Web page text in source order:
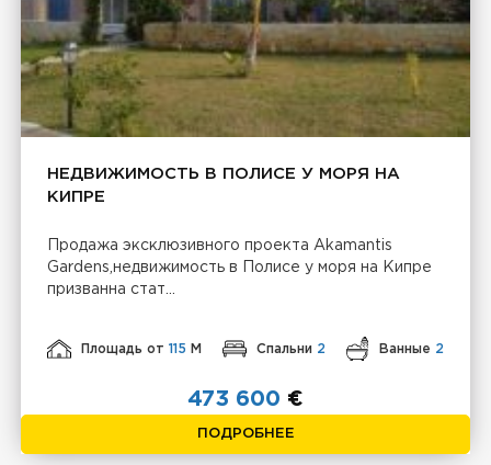
НЕДВИЖИМОСТЬ В ПОЛИСЕ У МОРЯ НА
КИПРЕ
Продажа эксклюзивного проекта Akamantis
Gardens,недвижимость в Полисе у моря на Кипре
призванна стат...
Площадь от115 М Спальни 2 Ванные 2
473 600 €
ПОДРОБНЕЕ